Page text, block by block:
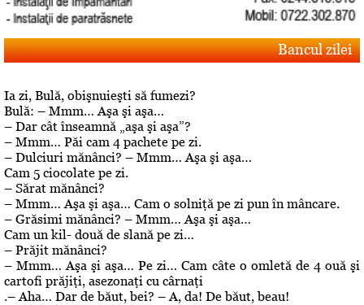
Bancul zilei
Ia zi, Bulă, obişnuieşti să fumezi?
Bulă: – Mmm… Aşa şi aşa…
– Dar cât înseamnă „aşa şi aşa”?
– Mmm… Păi cam 4 pachete pe zi.
– Dulciuri mănânci? – Mmm… Aşa şi aşa…
Cam 5 ciocolate pe zi.
– Sărat mănânci?
– Mmm… Aşa şi aşa… Cam o solniţă pe zi pun în mâncare.
– Grăsimi mănânci? – Mmm… Aşa şi aşa…
Cam un kil- două de slană pe zi…
– Prăjit mănânci?
– Mmm… Aşa şi aşa… Pe zi… Cam câte o omletă de 4 ouă şi
cartofi prăjiţi, asezonaţi cu cârnaţi
.– Aha… Dar de băut, bei? – A, da! De băut, beau!